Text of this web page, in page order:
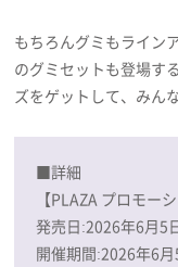
もちろんグミもライン
のグミセットも登場す
ズをゲットして、みん
■詳細
【PLAZA プロモー
発売日:2026年6月5
開催期間:2026年6